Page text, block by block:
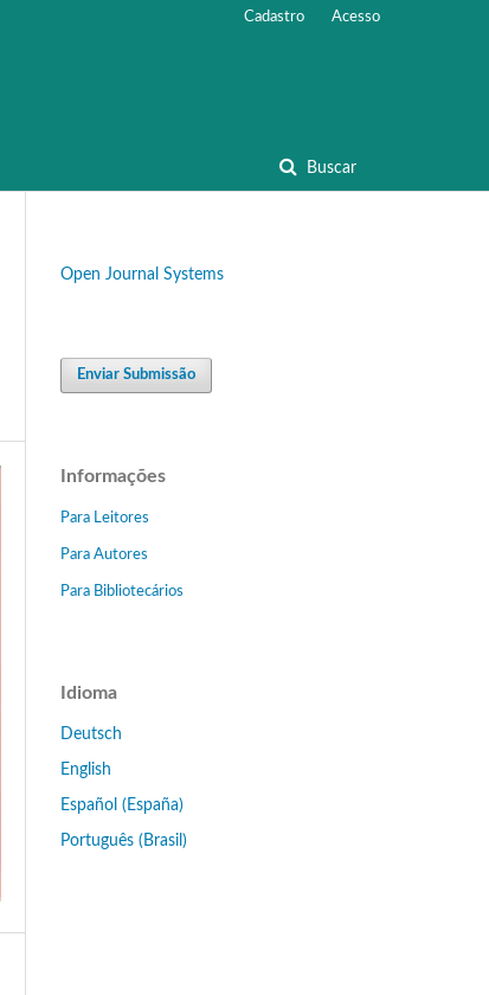
Buscar
Cadastro Acesso
Open Journal Systems
Enviar Submissão
Informações
Para Leitores
Para Autores
Para Bibliotecários
Idioma
Deutsch
English
Español (España)
Português (Brasil)